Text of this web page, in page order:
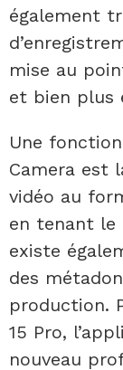
également
mise au
et bien plus
Une
Camera est
vidéo au
en tenant le
existe
des
production.
15 Pro,
nouveau